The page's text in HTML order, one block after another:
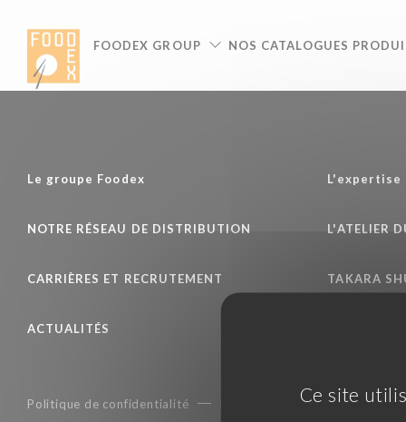
Ce site
FOODEX GROUP NOS CATALOGUES
Le groupe Foodex
NOTRE RÉSEAU DE DISTRIBUTION
CARRIÈRES ET RECRUTEMENT
ACTUALITÉS
L'expertise
L'ATELIER
TAKARA
Politique de confidentialité Mentions légales